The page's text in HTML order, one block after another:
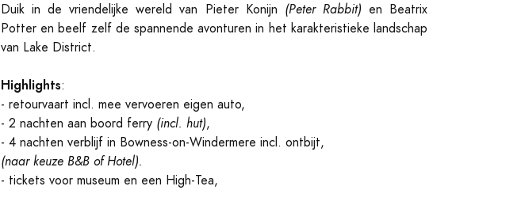
Duik in de vriendelijke wereld van Pieter Konijn (Peter Rabbit) en Beatrix
Potter en beelf zelf de spannende avonturen in het karakteristieke landschap
van Lake District.
Highlights:
- retourvaart incl. mee vervoeren eigen auto,
- 2 nachten aan boord ferry (incl. hut),
- 4 nachten verblijf in Bowness-on-Windermere incl. ontbijt,
(naar keuze B&B of Hotel).
- tickets voor museum en een High-Tea,